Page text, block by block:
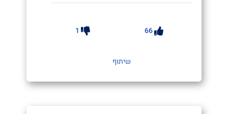
66
1
שיתוף